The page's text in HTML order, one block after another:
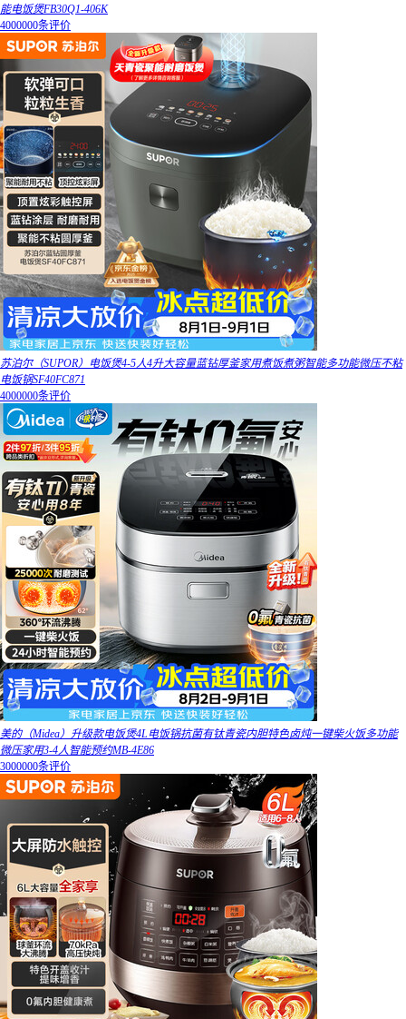
能电饭煲FB30Q1-406K
4000000条评价
苏泊尔（SUPOR）电饭煲4-5人4升大容量蓝钻厚釜家用煮饭煮粥智能多功能微压不粘
电饭锅SF40FC871
4000000条评价
美的（Midea）升级款电饭煲4L电饭锅抗菌有钛青瓷内胆特色卤炖一键柴火饭多功能
微压家用3-4人智能预约MB-4E86
3000000条评价